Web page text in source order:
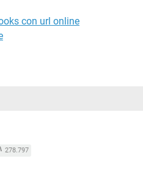
con url online
278.797